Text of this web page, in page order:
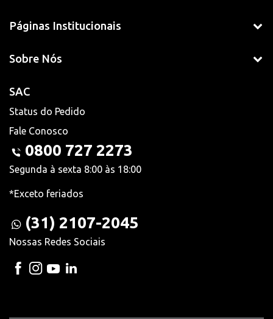
Páginas Institucionais
Sobre Nós
SAC
Status do Pedido
Fale Conosco
0800 727 2273
Segunda à sexta 8:00 às 18:00
*Exceto feriados
(31) 2107-2045
Nossas Redes Sociais